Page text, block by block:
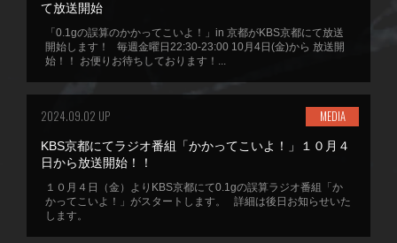
て放送開始
「0.1gの誤算のかかってこいよ！」in 京都がKBS京都にて放送
開始します！ 毎週金曜日22:30-23:00 10月4日(金)から 放送開
始！！ お便りお待ちしております！...
2024.09.02 UP MEDIA
KBS京都にてラジオ番組「かかってこいよ！」１０月４
日から放送開始！！
１０月４日（金）よりKBS京都にて0.1gの誤算ラジオ番組「か
かってこいよ！」がスタートします。 詳細は後日お知らせいた
します。